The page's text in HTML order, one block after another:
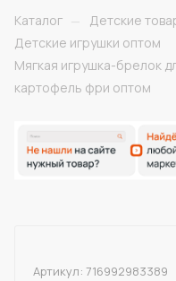
Каталог — Детские
Детские игрушки оптом
Мягкая игрушка-брелок
картофель фри оптом
Артикул: 716992983389